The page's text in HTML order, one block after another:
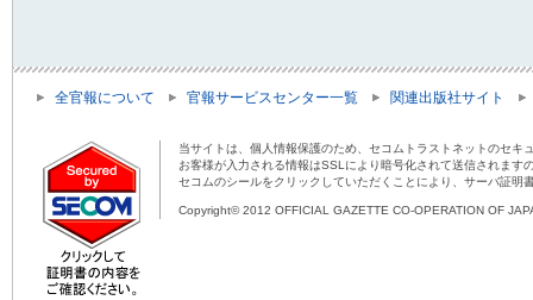
全官報について 官報サービスセンター一覧 関連出版社サイト
当サイトは、個人情報保護のため、セコムトラストネットのセキ
お客様が入力される情報はSSLにより暗号化されて送信されま
セコムのシールをクリックしていただくことにより、サーバ証明
Copyright© 2012 OFFICIAL GAZETTE CO-OPERATION OF